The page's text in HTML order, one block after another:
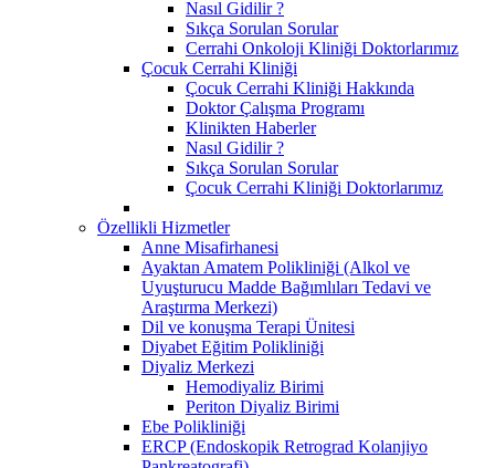
Nasıl Gidilir ?
Sıkça Sorulan Sorular
Cerrahi Onkoloji Kliniği Doktorlarımız
Çocuk Cerrahi Kliniği
Çocuk Cerrahi Kliniği Hakkında
Doktor Çalışma Programı
Klinikten Haberler
Nasıl Gidilir ?
Sıkça Sorulan Sorular
Çocuk Cerrahi Kliniği Doktorlarımız
Özellikli Hizmetler
Anne Misafirhanesi
Ayaktan Amatem Polikliniği (Alkol ve
Uyuşturucu Madde Bağımlıları Tedavi ve
Araştırma Merkezi)
Dil ve konuşma Terapi Ünitesi
Diyabet Eğitim Polikliniği
Diyaliz Merkezi
Hemodiyaliz Birimi
Periton Diyaliz Birimi
Ebe Polikliniği
ERCP (Endoskopik Retrograd Kolanjiyo